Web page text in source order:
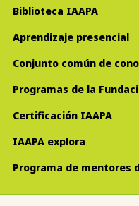
Biblioteca IAAPA
Aprendizaje presencial
Conjunto común de
Programas de la
Certificación IAAPA
IAAPA explora
Programa de mentores